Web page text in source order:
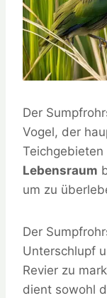
Der
Vogel, der
Lebensraum
um zu
Der
Unterschlupf
Revier zu
dient sowohl